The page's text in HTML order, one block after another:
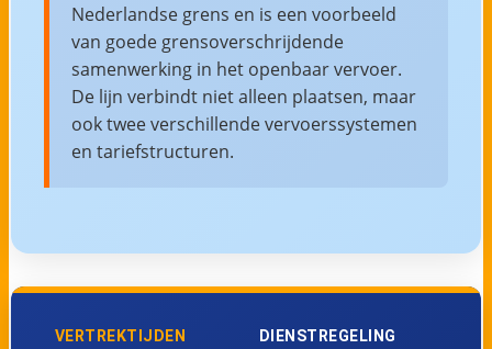
Nederlandse grens en is een voorbeeld
van goede grensoverschrijdende
samenwerking in het openbaar vervoer.
De lijn verbindt niet alleen plaatsen, maar
ook twee verschillende vervoerssystemen
en tariefstructuren.
VERTREKTIJDEN
DIENSTREGELING